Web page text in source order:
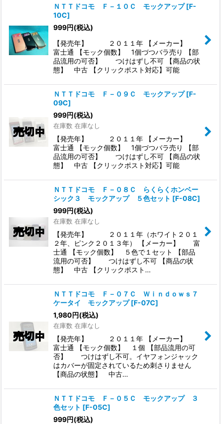
ＮＴＴドコモ Ｆ－１０Ｃ モックアップ [F-
10C]
999円(税込)
【発売年】 ２０１１年 【メーカー】
富士通 【モック個数】 1個づつバラ売り 【部
品流用の可否】 つけはずし不可 【商品の状
態】 中古 【クリックポスト対応】可能
ＮＴＴドコモ Ｆ－０９Ｃ モックアップ [F-
09C]
999円(税込)
在庫数 在庫なし
【発売年】 ２０１１年 【メーカー】
富士通 【モック個数】 1個づつバラ売り 【部
品流用の可否】 つけはずし不可 【商品の状
態】 中古 【クリックポスト対応】可能
ＮＴＴドコモ Ｆ－０８Ｃ らくらくホンベー
シック３ モックアップ ５色セット [F-08C]
999円(税込)
在庫数 在庫なし
【発売年】 ２０１１年（ホワイト２０１
２年、ピンク２０１３年） 【メーカー】 富
士通 【モック個数】 ５色で１セット 【部品
流用の可否】 つけはずし不可 【商品の状
態】 中古 【クリックポスト…
ＮＴＴドコモ Ｆ－０７Ｃ Ｗｉｎｄｏｗｓ７
ケータイ モックアップ [F-07C]
1,980円(税込)
在庫数 在庫なし
【発売年】 ２０１１年 【メーカー】
富士通 【モック個数】 １個 【部品流用の可
否】 つけはずし不可。イヤフォンジャック
はカバーが固定されているため刺さりません
【商品の状態】 中古…
ＮＴＴドコモ Ｆ－０５Ｃ モックアップ ３
色セット [F-05C]
999円(税込)